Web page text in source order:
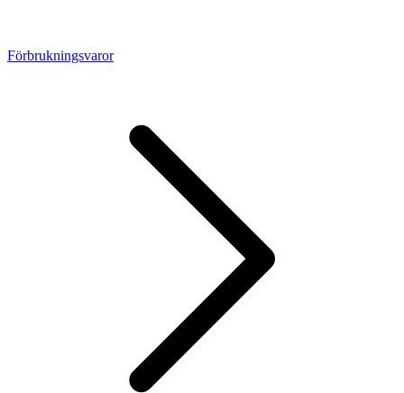
Förbrukningsvaror